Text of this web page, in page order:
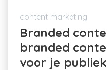
content marketing
Branded
branded
voor je